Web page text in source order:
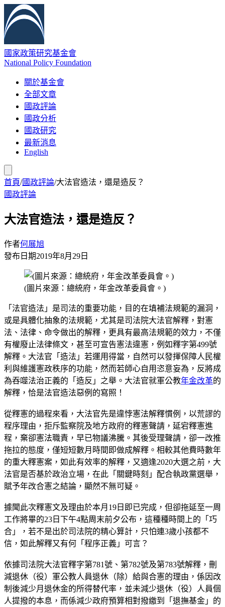
國家政策研究基金會
National Policy Foundation
關於基金會
全部文章
國政評論
國政分析
國政研究
最新消息
English
首頁/國政評論/大法官造法，還是造反？
國政評論
大法官造法，還是造反？
作者何展旭
發布日期2019年8月29日
(圖片來源：總統府，年金改革委員會。)
「法官造法」是司法的重要功能，目的在填補法規範的漏洞，
或是具體化抽象的法規範，尤其是司法院大法官解釋，對憲
法、法律、命令做出的解釋，更具有最高法規範的效力，不僅
有權廢止法律條文，甚至可宣告憲法違憲，例如釋字第499號
解釋。大法官「造法」若運用得當，自然可以發揮保障人民權
利與維護憲政秩序的功能，然而若師心自用恣意妄為，反將成
為吞噬法治正義的「造反」之舉。大法官就軍公教年金改革的
解釋，恰是法官造法惡例的寫照！
從釋憲的過程來看，大法官先是違悖憲法解釋慣例，以荒謬的
程序理由，拒斥監察院及地方政府的釋憲聲請，延宕釋憲進
程，棄卻憲法職責，早已物議沸騰。其後受理聲請，卻一改推
拖拉的態度，僅短短數月時間即做成解釋。相較其他費時數年
的重大釋憲案，如此有效率的解釋，又適逢2020大選之前，大
法官是否基於政治立場，在此「關鍵時刻」配合執政黨選舉，
賦予年改合憲之結論，顯然不無可疑。
據聞此次釋憲文及理由於本月19日即已完成，但卻拖延至一周
工作將畢的23日下午4點周末前夕公布，這種種時間上的「巧
合」，若不是出於司法院的精心算計，只怕連3歲小孩都不
信，如此解釋又有何「程序正義」可言？
依據司法院大法官釋字第781號、第782號及第783號解釋，刪
減退休（役）軍公教人員退休（除）給與合憲的理由，係因改
制後減少月退休金的所得替代率，並未減少退休（役）人員個
人提撥的本息，而係減少政府預算相對撥繳到「退撫基金」的